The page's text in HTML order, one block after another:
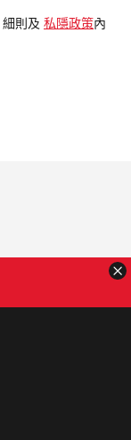
細則及 私隱政策 內